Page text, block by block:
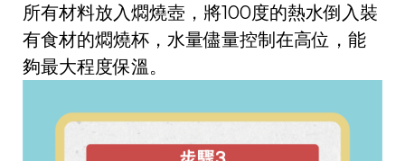
所有材料放入燜燒壺，將100度的熱水倒入裝
有食材的燜燒杯，水量儘量控制在高位，能
夠最大程度保溫。